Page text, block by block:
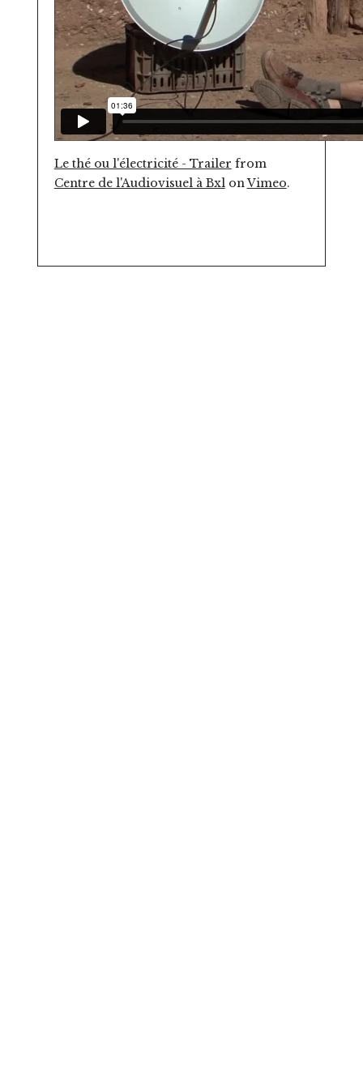
Le thé ou l'électricité - Trailer from
Centre de l'Audiovisuel à BxlonVimeo.